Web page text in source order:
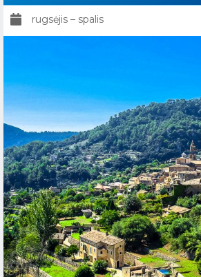
rugsėjis – spalis